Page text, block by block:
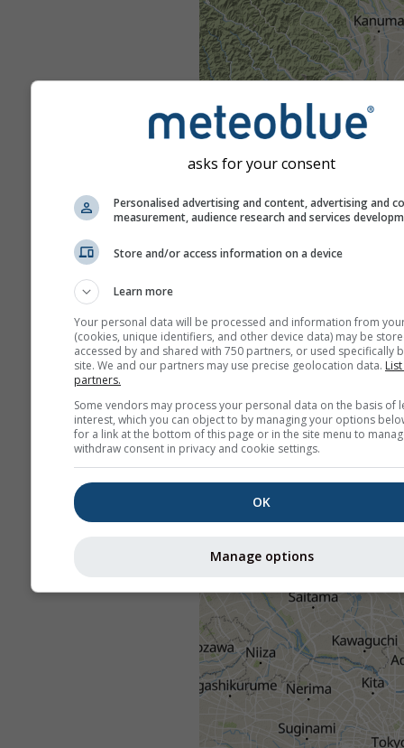
asks for your consent
Personalised advertising and content, advertising and
measurement, audience research and services
Store and/or access information on a device
Learn more
Your personal data will be processed and information from
(cookies, unique identifiers, and other device data) may be
accessed by and shared with 750 partners, or used specifically
site. We and our partners may use precise geolocation data.
partners.
Some vendors may process your personal data on the basis of
interest, which you can object to by managing your options
for a link at the bottom of this page or in the site menu to
withdraw consent in privacy and cookie settings.
OK
Manage options